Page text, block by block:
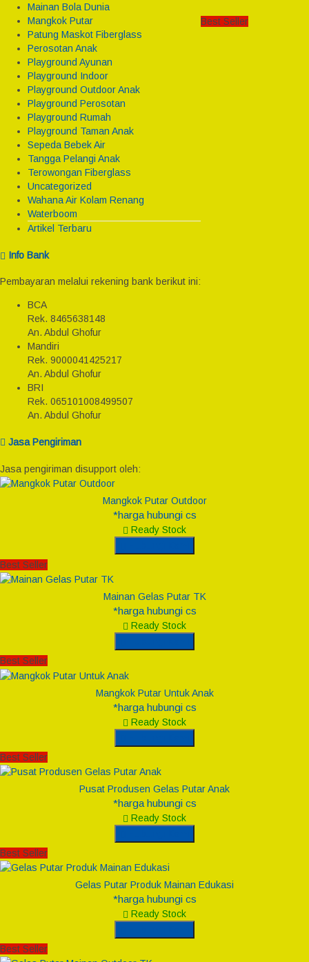
Mainan Bola Dunia
Mangkok Putar
Patung Maskot Fiberglass
Perosotan Anak
Playground Ayunan
Playground Indoor
Playground Outdoor Anak
Playground Perosotan
Playground Rumah
Playground Taman Anak
Sepeda Bebek Air
Tangga Pelangi Anak
Terowongan Fiberglass
Uncategorized
Wahana Air Kolam Renang
Waterboom
Artikel Terbaru
Info Bank
Pembayaran melalui rekening bank berikut ini:
BCA
Rek. 8465638148
An. Abdul Ghofur
Mandiri
Rek. 9000041425217
An. Abdul Ghofur
BRI
Rek. 065101008499507
An. Abdul Ghofur
Jasa Pengiriman
Jasa pengiriman disupport oleh:
Best Seller
Mangkok Putar Outdoor
*harga hubungi cs
Ready Stock
Best Seller
Mainan Gelas Putar TK
*harga hubungi cs
Ready Stock
Best Seller
Mangkok Putar Untuk Anak
*harga hubungi cs
Ready Stock
Best Seller
Pusat Produsen Gelas Putar Anak
*harga hubungi cs
Ready Stock
Best Seller
Gelas Putar Produk Mainan Edukasi
*harga hubungi cs
Ready Stock
Best Seller